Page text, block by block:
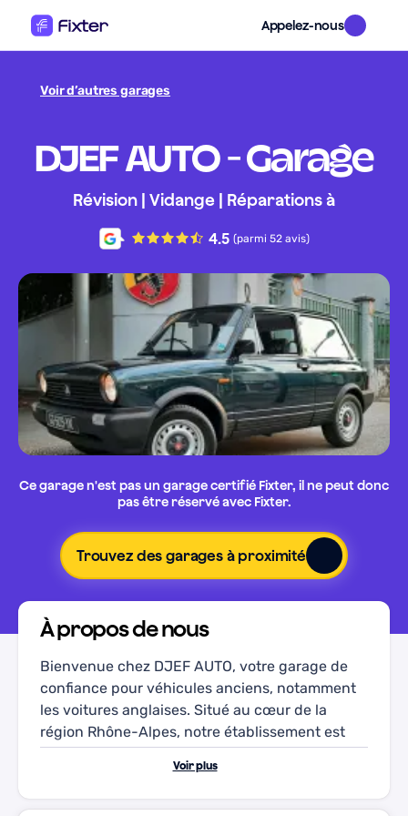
Appelez-nous
Voir d’autres garages
DJEF AUTO - Garage
Révision | Vidange | Réparations à
4.5 (parmi 52 avis)
Ce garage n'est pas un garage certifié Fixter, il ne peut donc
pas être réservé avec Fixter.
Trouvez des garages à proximité
À propos de nous
Bienvenue chez DJEF AUTO, votre garage de
confiance pour véhicules anciens, notamment
les voitures anglaises. Situé au cœur de la
région Rhône-Alpes, notre établissement est
réputé pour son professionnalisme et
l'expertise de son équipe. Que ce soit pour une
rénovation complète ou des réparations
Voir plus